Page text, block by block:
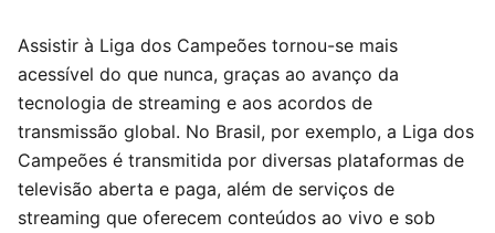
Assistir à Liga dos Campeões tornou-se mais
acessível do que nunca, graças ao avanço da
tecnologia de streaming e aos acordos de
transmissão global. No Brasil, por exemplo, a Liga dos
Campeões é transmitida por diversas plataformas de
televisão aberta e paga, além de serviços de
streaming que oferecem conteúdos ao vivo e sob